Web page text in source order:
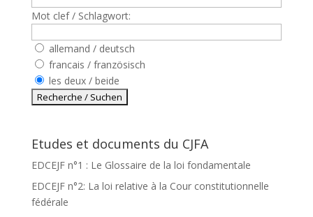
Mot clef / Schlagwort:
allemand / deutsch
francais / französisch
les deux / beide
Etudes et documents du CJFA
EDCEJF n°1 : Le Glossaire de la loi fondamentale
EDCEJF n°2: La loi relative à la Cour constitutionnelle
fédérale